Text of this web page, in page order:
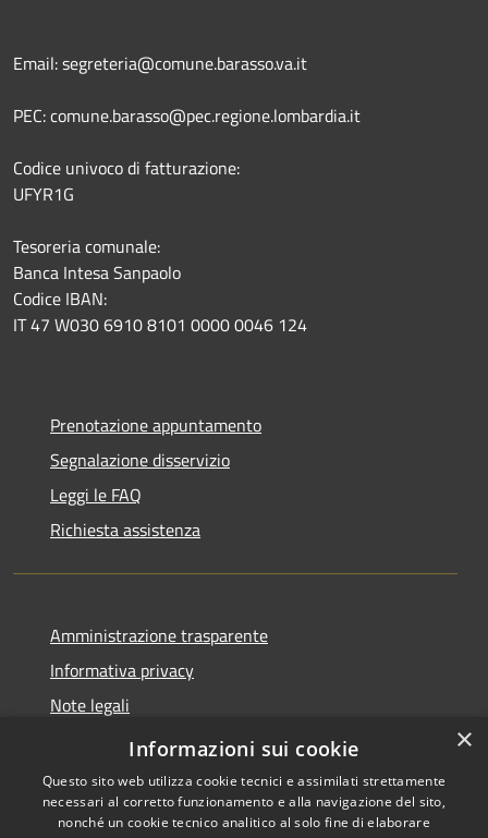
Email: segreteria@comune.barasso.va.it
PEC: comune.barasso@pec.regione.lombardia.it
Codice univoco di fatturazione:
UFYR1G
Tesoreria comunale:
Banca Intesa Sanpaolo
Codice IBAN:
IT 47 W030 6910 8101 0000 0046 124
Prenotazione appuntamento
Segnalazione disservizio
Leggi le FAQ
Richiesta assistenza
Amministrazione trasparente
Informativa privacy
Note legali
Dichiarazione di accessibilità
×
Informazioni sui cookie
Questo sito web utilizza cookie tecnici e assimilati strettamente
necessari al corretto funzionamento e alla navigazione del sito,
nonché un cookie tecnico analitico al solo fine di elaborare